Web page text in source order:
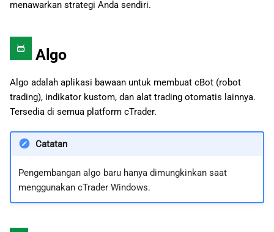
r
n
menawarkan strategi Anda sendiri.
Algo
Algo adalah aplikasi bawaan untuk membuat cBot (robot
trading), indikator kustom, dan alat trading otomatis lainnya.
Tersedia di semua platform cTrader.
Catatan
Pengembangan algo baru hanya dimungkinkan saat
menggunakan cTrader Windows.